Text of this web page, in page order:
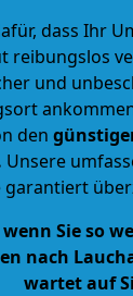
dass Ihr
reibungslos
und
den
Unsere
garantiert
Sie so
nach
wartet auf